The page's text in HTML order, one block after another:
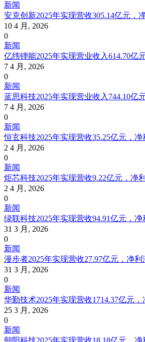
新闻
安克创新2025年实现营收305.14亿元，
10 4 月, 2026
0
新闻
亿纬锂能2025年实现营业收入614.70亿
7 4 月, 2026
0
新闻
蓝思科技2025年实现营业收入744.10亿
7 4 月, 2026
0
新闻
恒玄科技2025年实现营收35.25亿元，净
2 4 月, 2026
0
新闻
炬芯科技2025年实现营收9.22亿元，净
2 4 月, 2026
0
新闻
绿联科技2025年实现营收94.91亿元，净
31 3 月, 2026
0
新闻
漫步者2025年实现营收27.97亿元，净利
31 3 月, 2026
0
新闻
华勤技术2025年实现营收1714.37亿元，
25 3 月, 2026
0
新闻
朝阳科技2025年实现营收18.18亿元，净